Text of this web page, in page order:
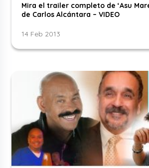
Mira el trailer completo de ‘Asu
de Carlos Alcántara – VIDEO
14 Feb 2013